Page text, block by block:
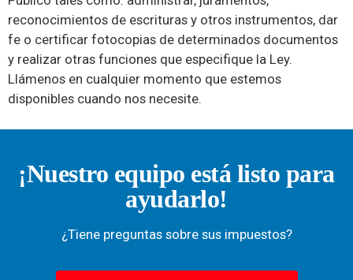
reconocimientos de escrituras y otros instrumentos, dar
fe o certificar fotocopias de determinados documentos
y realizar otras funciones que especifique la Ley.
Llámenos en cualquier momento que estemos
disponibles cuando nos necesite.
¡Nuestro equipo está listo para
ayudarlo!
¿Tiene preguntas sobre sus impuestos?